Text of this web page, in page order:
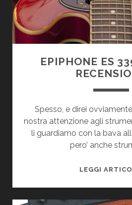
EPIPHONE ES
Spesso, e direi
nostra attenzione agli
li guardiamo con la bava
pero’ anche
LEGGI